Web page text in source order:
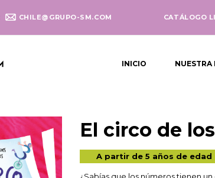
CHILE@GRUPO-SM.COM CATÁLOGO
INICIO NUESTRA
El circo de
A partir de 5 años de edad